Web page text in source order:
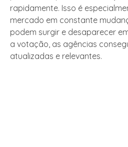
rapidamente. Isso é
mercado em constante
podem surgir e desaparecer
a votação, as agências
atualizadas e relevantes.